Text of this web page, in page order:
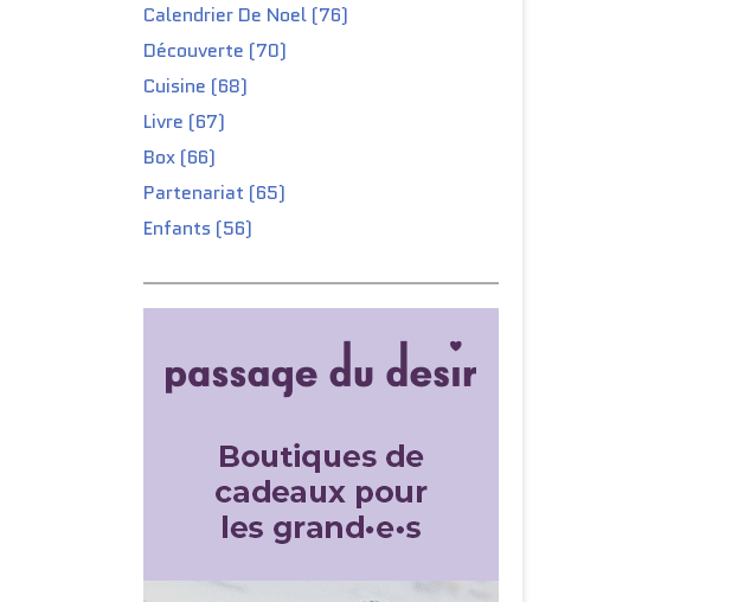
Calendrier De Noel (76)
Découverte (70)
Cuisine (68)
Livre (67)
Box (66)
Partenariat (65)
Enfants (56)